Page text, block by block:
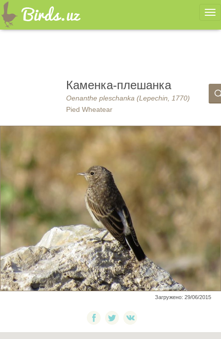
Каменка-плешанка
Oenanthe pleschanka (Lepechin, 1770)
Pied Wheatear
Загружено: 29/06/2015